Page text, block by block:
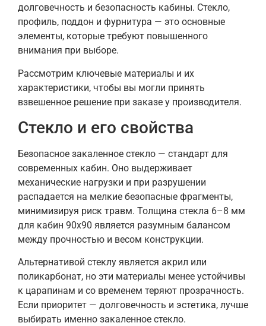
долговечность и безопасность кабины. Стекло,
профиль, поддон и фурнитура — это основные
элементы, которые требуют повышенного
внимания при выборе.
Рассмотрим ключевые материалы и их
характеристики, чтобы вы могли принять
взвешенное решение при заказе у производителя.
Стекло и его свойства
Безопасное закаленное стекло — стандарт для
современных кабин. Оно выдерживает
механические нагрузки и при разрушении
распадается на мелкие безопасные фрагменты,
минимизируя риск травм. Толщина стекла 6–8 мм
для кабин 90х90 является разумным балансом
между прочностью и весом конструкции.
Альтернативой стеклу является акрил или
поликарбонат, но эти материалы менее устойчивы
к царапинам и со временем теряют прозрачность.
Если приоритет — долговечность и эстетика, лучше
выбирать именно закаленное стекло.